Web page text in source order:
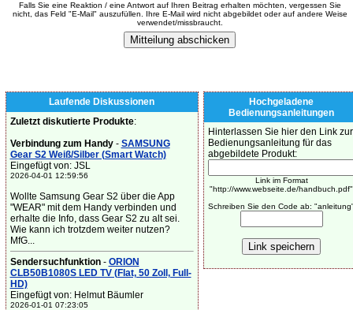
Falls Sie eine Reaktion / eine Antwort auf Ihren Beitrag erhalten möchten, vergessen Sie
nicht, das Feld "E-Mail" auszufüllen. Ihre E-Mail wird nicht abgebildet oder auf andere Weise
verwendet/missbraucht.
Laufende Diskussionen
Zuletzt diskutierte Produkte:
Verbindung zum Handy- SAMSUNG
Gear S2 Weiß/Silber (Smart Watch)
Eingefügt von: JSL
2026-04-01 12:59:56
Wollte Samsung Gear S2 über die App
"WEAR" mit dem Handy verbinden und
erhalte die Info, dass Gear S2 zu alt sei.
Wie kann ich trotzdem weiter nutzen?
MfG...
Sendersuchfunktion- ORION
CLB50B1080S LED TV (Flat, 50 Zoll, Full-
HD)
Eingefügt von: Helmut Bäumler
2026-01-01 07:23:05
Hochgeladene
Bedienungsanleitungen
Hinterlassen Sie hier den Link zur
Bedienungsanleitung für das
abgebildete Produkt:
Link im Format
"http://www.webseite.de/handbuch.pdf"
Schreiben Sie den Code ab: